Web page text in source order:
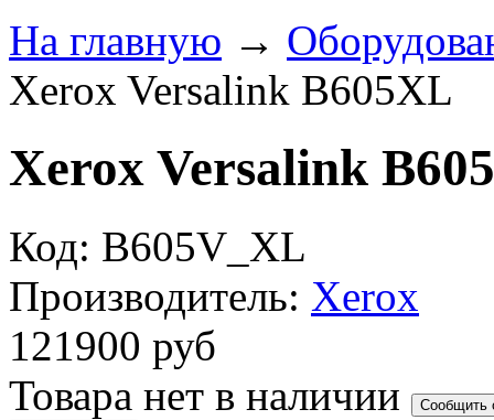
На главную →
Xerox Versalink B605XL
Xerox Versalink
Код: B605V_XL
Производитель: Xerox
121900 руб
Товара нет в наличии
Сообщить